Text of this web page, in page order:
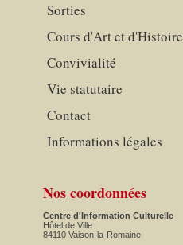
Sorties
Cours d'Art et d'Histoire
Convivialité
Vie statutaire
Contact
Informations légales
Nos coordonnées
Centre d'Information Culturelle
Hôtel de Ville
84110 Vaison-la-Romaine